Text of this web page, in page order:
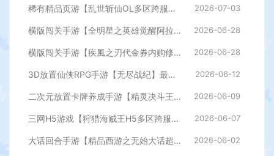
稀有精品页游【乱世斩仙OL多区跨服版】最新整理单机一键即玩镜像端+Linux手工服务端+网页注册+网页商城+CDK授权后台+详细搭建教程 2026-07-03
横版闯关手游【全明星之英雄觉醒阿拉德】最新整理单机一键即玩端+Linux手工服务端+JAVA管理后台+GM授权后台+安卓苹果双端+详细搭建教程 2026-06-28
横版闯关手游【疾風之刃代金券内购修复版】最新整理单机一键即玩镜像端+Linux手工服务端+安卓苹果双端+CDK授权后台+前后端全套源码+详细搭建教程 2026-06-28
3D放置仙侠RPG手游【无尽战纪】最新整理单机一键即玩镜像端+Linux手工服务端+安卓+运营后台+管理后台+CDK授权后台+详细搭建教程+全套源码 2026-06-12
二次元放置卡牌养成手游【精灵决斗王/超萌陆战队内购版】最新整理单机一键即玩镜像端+Linux手工服务端+安卓+CDK授权后台+详细搭建教程+视频教程+全套源码 2026-06-09
三网H5游戏【狩猎海贼王H5多区跨服代金券内购版】最新整理单机一键即玩镜像端+Linux手工服务端+新管理后台+CDK授权后台+简易安卓客户端+详细搭建教程 2026-06-07
大话回合手游【精品西游之无始大话超变无上限属性】最新整理单机一键即玩端+Linux手工服务端+安卓+神兔后台+详细搭建教程 2026-06-02